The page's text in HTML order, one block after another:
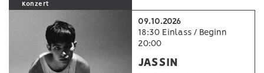
Konzert
09.10.2026
18:30 Einlass / Beginn
20:00
JASSIN